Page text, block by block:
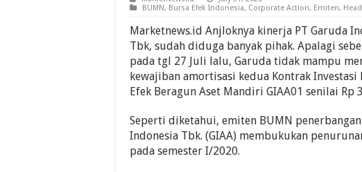
BUMN, Bursa Efek Indonesia, Corporate Action, Emiten,
Marketnews.id Anjloknya kinerja PT Garuda
Tbk, sudah diduga banyak pihak. Apalagi
pada tgl 27 Juli lalu, Garuda tidak mampu
kewajiban amortisasi kedua Kontrak Investasi
Efek Beragun Aset Mandiri GIAA01 senilai Rp
Seperti diketahui, emiten BUMN
Indonesia Tbk. (GIAA) membukukan
pada semester I/2020.